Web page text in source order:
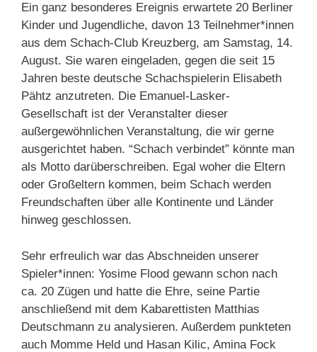
Ein ganz besonderes Ereignis erwartete 20 Berliner
Kinder und Jugendliche, davon 13 Teilnehmer*innen
aus dem Schach-Club Kreuzberg, am Samstag, 14.
August. Sie waren eingeladen, gegen die seit 15
Jahren beste deutsche Schachspielerin Elisabeth
Pähtz anzutreten. Die Emanuel-Lasker-
Gesellschaft ist der Veranstalter dieser
außergewöhnlichen Veranstaltung, die wir gerne
ausgerichtet haben. “Schach verbindet” könnte man
als Motto darüberschreiben. Egal woher die Eltern
oder Großeltern kommen, beim Schach werden
Freundschaften über alle Kontinente und Länder
hinweg geschlossen.
Sehr erfreulich war das Abschneiden unserer
Spieler*innen: Yosime Flood gewann schon nach
ca. 20 Zügen und hatte die Ehre, seine Partie
anschließend mit dem Kabarettisten Matthias
Deutschmann zu analysieren. Außerdem punkteten
auch Momme Held und Hasan Kilic, Amina Fock